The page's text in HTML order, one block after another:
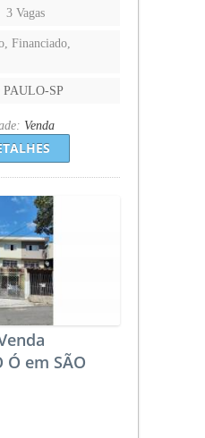
3 Vagas
Financiado,
PAULO-SP
Venda
Ó em SÃO